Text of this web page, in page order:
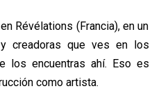
Révélations (Francia), en un
creadoras que ves en los
los encuentras ahí. Eso es
como artista.